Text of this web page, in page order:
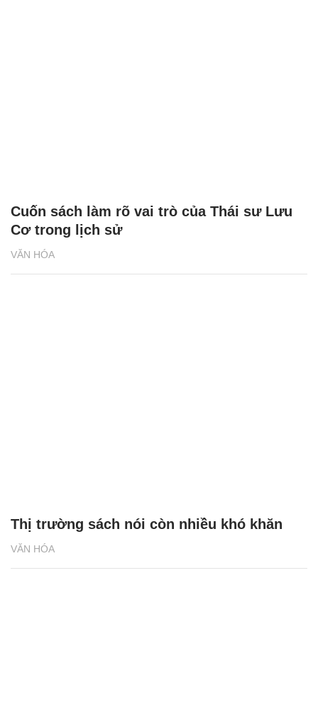
VĂN HÓA
Cuốn sách làm rõ vai trò của Thái sư Lưu
Cơ trong lịch sử
VĂN HÓA
Thị trường sách nói còn nhiều khó khăn